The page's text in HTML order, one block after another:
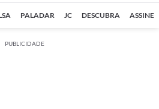
PALADAR JC DESCUBRA ASSINE
PUBLICIDADE